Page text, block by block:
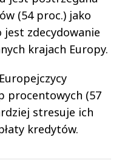
(54 proc.) jako
zdecydowanie
krajach Europy.
procentowych (57
stresuje ich
kredytów.